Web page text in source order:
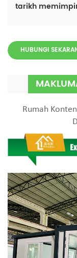
tarikh
HUBUNGI
Rumah